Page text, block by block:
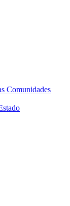
Comunidades